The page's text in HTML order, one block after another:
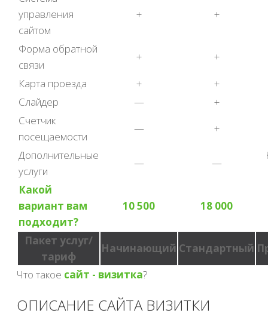
управления
сайтом
+ +
Форма обратной
связи
+
+
Карта проезда
+
+
Слайдер
—
+
Счетчик
посещаемости
—
+
Дополнительные
услуги
— —
Какой
вариант вам
подходит?
10 500 18 000
Пакет услуг/
тариф
Начинающий Стандартный
Что такое сайт - визитка?
ОПИСАНИЕ САЙТА ВИЗИТКИ